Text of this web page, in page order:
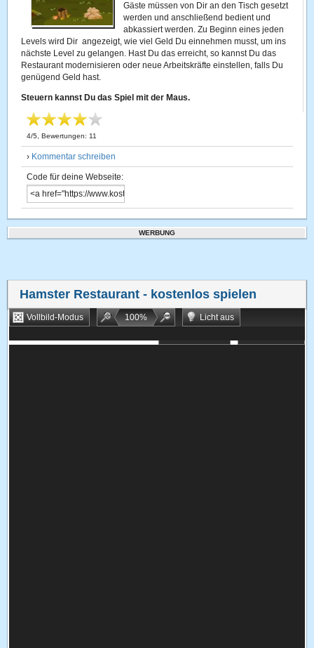
Gäste müssen von Dir an den Tisch gesetzt
werden und anschließend bedient und
abkassiert werden. Zu Beginn eines jeden
Levels wird Dir angezeigt, wie viel Geld Du einnehmen musst, um ins
nächste Level zu gelangen. Hast Du das erreicht, so kannst Du das
Restaurant modernisieren oder neue Arbeitskräfte einstellen, falls Du
genügend Geld hast.
Steuern kannst Du das Spiel mit der Maus.
4/5 , Bewertungen: 11
› Kommentar schreiben
Code für deine Webseite:
WERBUNG
Hamster Restaurant - kostenlos spielen
Vollbild-Modus 100%
Licht aus